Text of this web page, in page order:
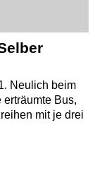
Neulich beim
Bus,
mit je drei